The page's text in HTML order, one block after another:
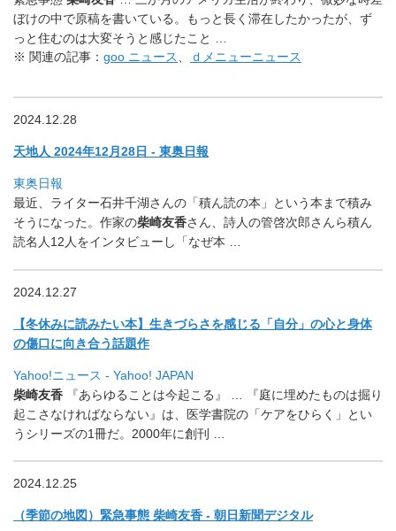
ぼけの中で原稿を書いている。
もっと長く滞在したかったが、 ず
っと住むのは大変そうと感じたこと …
※ 関連の記事： goo ニュース ｄメニューニュース
2024.12.28
天地人 2024年12月28日 - 東奥日報
東奥日報
最近、ライター石井千湖さんの「積ん読の本」
という本まで積み
そうになった。作家の柴崎友香さん、 詩人の管啓次郎さんら積ん
読名人12人をインタビューし「なぜ本 …
2024.12.27
【冬休みに読みたい本】生きづらさを感じる「自分」 の心と身体
の傷口に向き合う話題作
Yahoo!ニュース - Yahoo! JAPAN
柴崎友香 『あらゆることは今起こる』 … 『庭に埋めたものは掘り
起こさなければならない』は、 医学書院の「ケアをひらく」とい
うシリーズの1冊だ。 2000年に創刊 …
2024.12.25
（季節の地図）緊急事態 柴崎友香 - 朝日新聞デジタル